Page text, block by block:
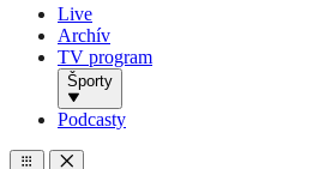
Live
Archív
TV program
Športy
Podcasty